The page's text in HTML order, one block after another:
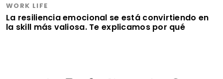
WORK LIFE
La resiliencia emocional se está convirtiendo en
la skill más valiosa. Te explicamos por qué